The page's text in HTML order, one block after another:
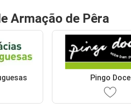
Armação de Pêra
Pingo Doce